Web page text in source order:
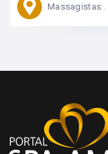
Massagistas